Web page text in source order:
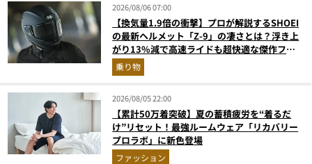
2026/08/06 07:00
【換気量1.9倍の衝撃】プロが解説するSHOEI
の最新ヘルメット「Z-9」の凄さとは？浮き上
がり13%減で高速ライドも超快適な傑作フル
フェイス
乗り物
2026/08/05 22:00
【累計50万着突破】夏の蓄積疲労を“着るだ
け”リセット！最強ルームウェア「リカバリー
プロラボ」に新色登場
ファッション